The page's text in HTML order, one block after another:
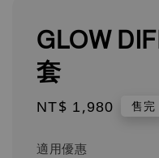
GLOW
套
Regular
NT$ 1,980 售完
適用優惠